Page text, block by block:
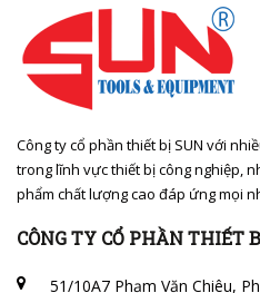
Công ty cổ phần thiết bị SUN với
trong lĩnh vực thiết bị công nghiệp,
phẩm chất lượng cao đáp ứng mọi
CÔNG TY CỔ PHẦN THIẾT
51/10A7 Phạm Văn Chiêu,